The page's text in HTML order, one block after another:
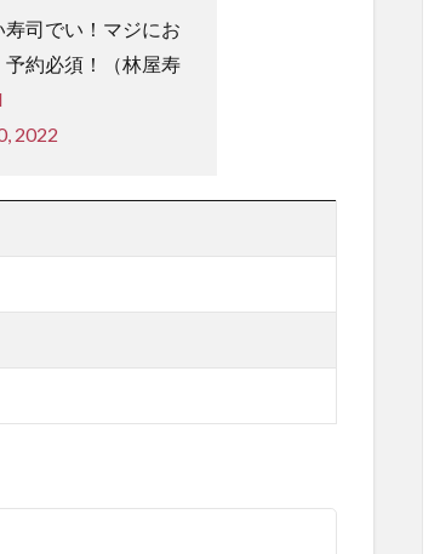
司でい！マジにお
約必須！（林屋寿
2022